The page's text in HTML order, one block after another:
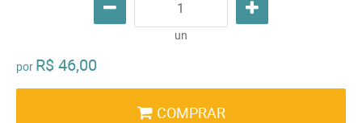
un
por R$ 46,00
COMPRAR